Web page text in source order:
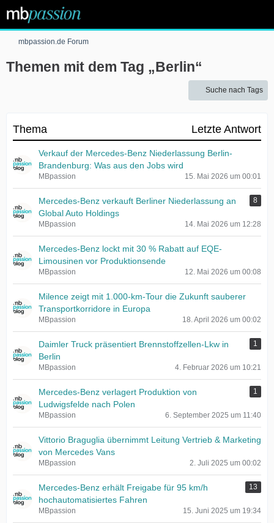
mbpassion.de Forum
Themen mit dem Tag „Berlin“
Suche nach Tags
Thema Letzte Antwort
Verkauf der Mercedes-Benz Niederlassung Berlin-
Brandenburg: Was aus den Jobs wird
MBpassion 15. Mai 2026 um 00:01
Mercedes-Benz verkauft Berliner Niederlassung an
Global Auto Holdings
8
MBpassion 14. Mai 2026 um 12:28
Mercedes-Benz lockt mit 30 % Rabatt auf EQE-
Limousinen vor Produktionsende
MBpassion 12. Mai 2026 um 00:08
Milence zeigt mit 1.000-km-Tour die Zukunft sauberer
Transportkorridore in Europa
MBpassion 18. April 2026 um 00:02
Daimler Truck präsentiert Brennstoffzellen-Lkw in
Berlin
1
MBpassion 4. Februar 2026 um 10:21
Mercedes-Benz verlagert Produktion von
Ludwigsfelde nach Polen
1
MBpassion 6. September 2025 um 11:40
Vittorio Braguglia übernimmt Leitung Vertrieb & Marketing
von Mercedes Vans
MBpassion 2. Juli 2025 um 00:02
Mercedes-Benz erhält Freigabe für 95 km/h
hochautomatisiertes Fahren
13
MBpassion 15. Juni 2025 um 19:34